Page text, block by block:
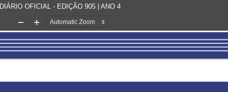
DIÁRIO OFICIAL - EDIÇÃO 905 | ANO 4